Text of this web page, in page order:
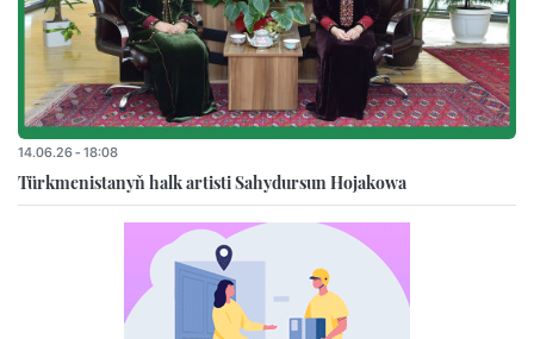
14.06.26 - 18:08
Türkmenistanyň halk artisti Sahydursun Hojakowa